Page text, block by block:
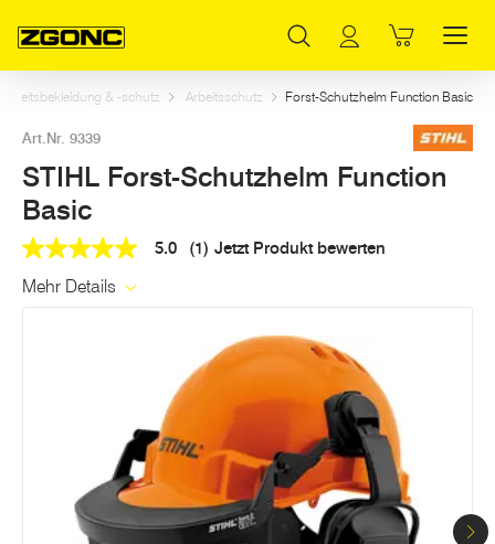
Arbeitsbekleidung & -schutz Arbeitsschutz Forst-Schutzhelm Function Basic
Art.Nr. 9339
STIHL Forst-Schutzhelm Function
Basic
5.0
of
derselben
5.0 (1) Jetzt Produkt bewerten
Mehr Details